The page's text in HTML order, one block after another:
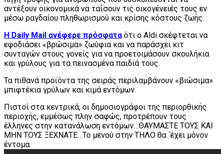
αντέξουν οικονομικά να ταΐσουν τις οικογένειές τους εν
μέσω ραγδαίου πληθωρισμού και κρίσης κόστους ζωής.
Η Daily Mail ανέφερε πρόσφατα ότι ο Aldi σκέφτεται να
εφοδιάσει «βρώσιμα» ζωύφια και να παράσχει κιτ
συνταγών στους γονείς για να προετοιμάσουν σκουλήκια
και γρύλους για τα πεινασμένα παιδιά τους.
Τα πιθανά προϊόντα της σειράς περιλαμβάνουν «βιώσιμα»
μπιφτέκια γρύλων και κιμά εντόμων.
Πιστοί στα κεντρικά, οι δημοσιογράφοι της περιορθικής
περιοχής, εμμέσως πλην σαφώς, προτρέπουν τους
έλληνες στην κατανάλωση εντόμων…ΘΑΥΜΑΣΤΕ ΤΟΥΣ ΚΑΙ
ΜΗΝ ΤΟΥΣ ΞΕΧΝΑΤΕ…Το μενού στην ΤΗΛΟ θα ΄έχει μόνον
έντομα.